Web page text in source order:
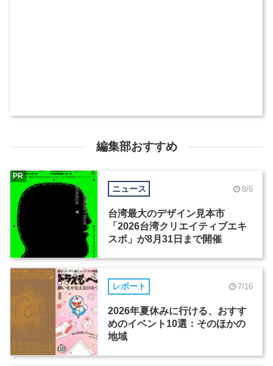
編集部おすすめ
ニュース 8/6
台湾最大のデザイン見本市
「2026台湾クリエイティブエキ
スポ」が8月31日まで開催
PR
レポート 7/16
2026年夏休みに行ける、おすす
めのイベント10選：そのほかの
地域